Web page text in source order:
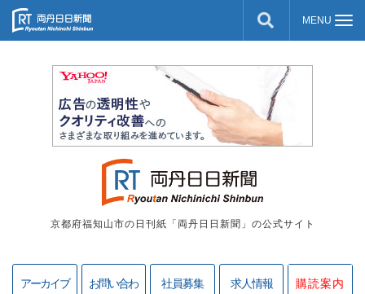
京都府福知山市の日刊紙「両丹日日新聞」の公式サイト
アーカイブ
お問い合わ
社員募集 求人情報 購読案内